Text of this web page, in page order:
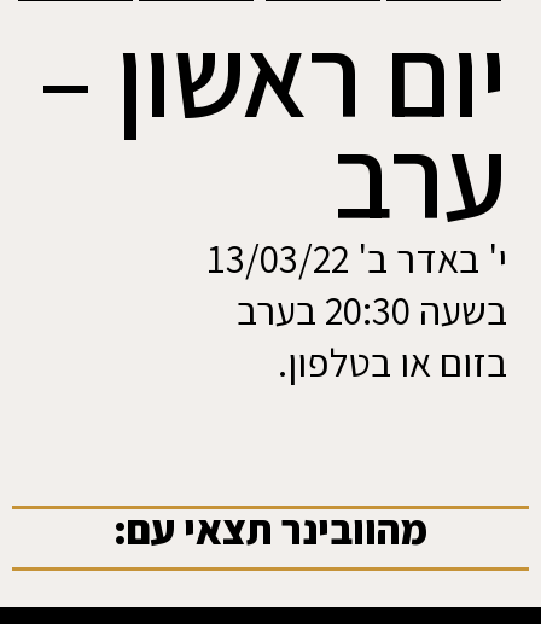
יום ראשון –
ערב
י' באדר ב' 13/03/22
בשעה 20:30 בערב
בזום או בטלפון.
מהוובינר תצאי עם: